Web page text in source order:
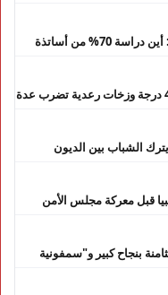
النقابة الوطنية للتعليم تُحرج التويزي: أين دراسة 70% من أساتذة
نشرة إنذارية.. موجة حر تصل إلى 47 درجة وزخات رعدية تضرب عدة
الشباب بين الديون
قبل معركة مجلس الأمن
بنجاح كبير و"سمفونية